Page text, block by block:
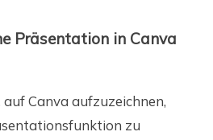
Präsentation in Canva
Canva aufzuzeichnen,
zu